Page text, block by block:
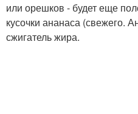
или орешков - будет еще
кусочки ананаса (свежего.
сжигатель жира.